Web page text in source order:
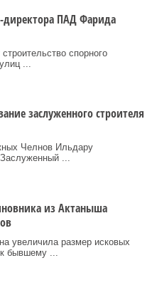
директора ПАД Фарида
спорного
...
заслуженного строителя
Челнов Ильдару
...
из Актаныша
увеличила размер исковых
бывшему ...